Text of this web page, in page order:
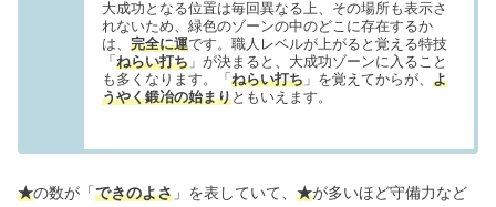
大成功となる位置は毎回異なる上、その場所も表示さ
れないため、緑色のゾーンの中のどこに存在するか
は、 完全に運です。職人レベルが上がると覚える特技
「 ねらい打ち 」が決まると、大成功ゾーンに入ること
も多くなります。「 ねらい打ち 」を覚えてからが、 よ
うやく鍛冶の始まりともいえます。
★の数が「できのよさ 」を表していて、 ★が多いほど守備力など